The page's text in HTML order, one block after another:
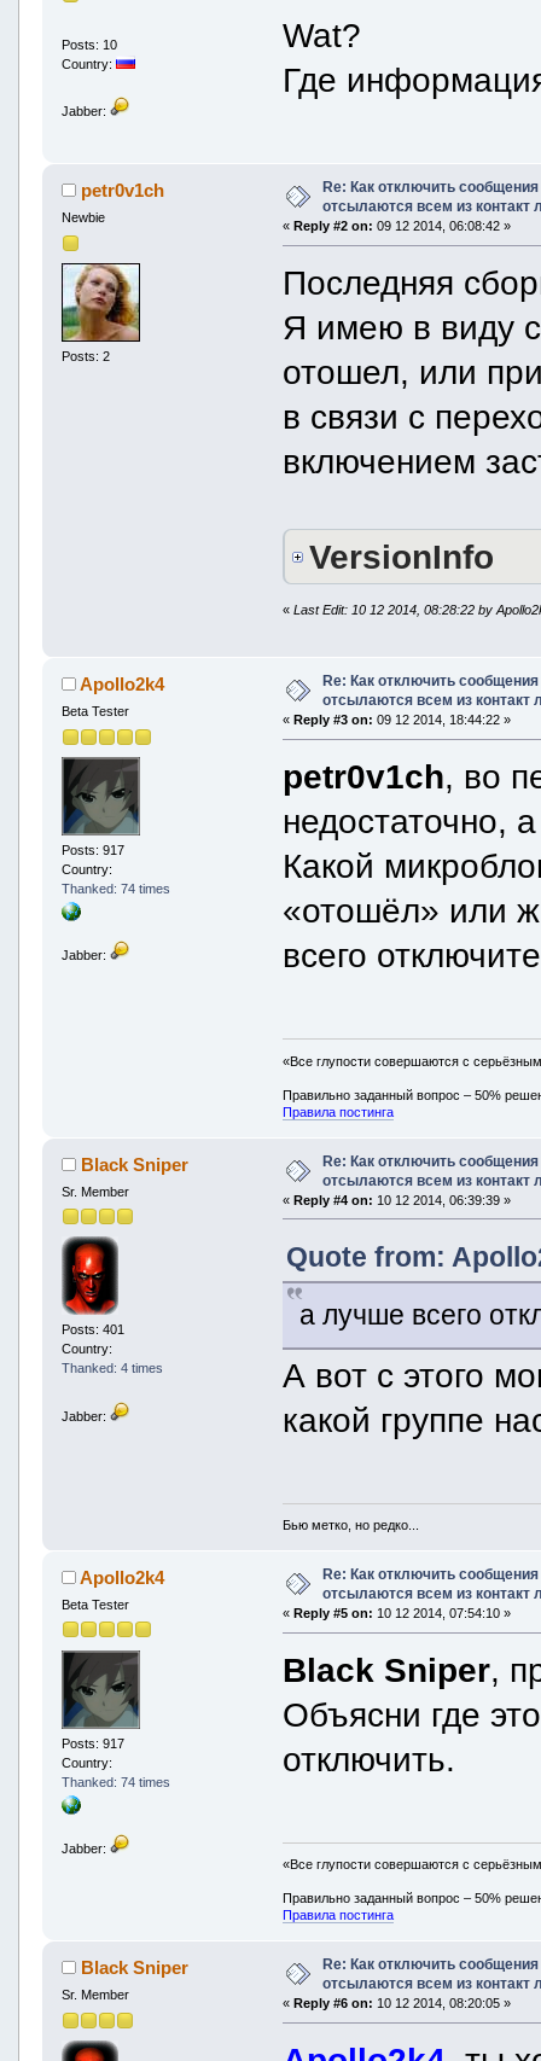
Posts: 10
Country:
Jabber:
Wat?
Где
petr0v1ch
Newbie
Posts: 2
Re: Как отключить
отсылаются всем из контакт
« Reply #2 on: 09 12 2014, 06:08:42 »
Последняя
Я имею в виду
отошел, или
в связи с
включением
VersionInfo
«Last Edit: 10 12 2014, 08:28:22 by
Apollo2k4
Beta Tester
Posts: 917
Country:
Thanked: 74 times
Jabber:
Re: Как отключить
отсылаются всем из контакт
« Reply #3 on: 09 12 2014, 18:44:22 »
petr0v1ch, во
недостаточно,
Какой
«отошёл» или
всего
«Все глупости совершаются с
Правильно заданный вопрос – 50%
Правила постинга
Black Sniper
Sr. Member
Posts: 401
Country:
Thanked: 4 times
Jabber:
Re: Как отключить
отсылаются всем из контакт
«Reply #4 on: 10 12 2014, 06:39:39 »
Quote from:
а лучше всего
А вот с этого
какой группе
Бью метко, но редко...
Apollo2k4
Beta Tester
Posts: 917
Country:
Thanked: 74 times
Jabber:
Re: Как отключить
отсылаются всем из контакт
«Reply #5 on: 10 12 2014, 07:54:10 »
Black Sniper,
Объясни где
отключить.
«Все глупости совершаются с
Правильно заданный вопрос – 50%
Правила постинга
Black Sniper
Sr. Member
Re: Как отключить
отсылаются всем из контакт
« Reply #6 on: 10 12 2014, 08:20:05 »